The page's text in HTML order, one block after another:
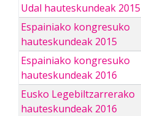
Udal hauteskundeak 2015
Espainiako kongresuko
hauteskundeak 2015
Espainiako kongresuko
hauteskundeak 2016
Eusko Legebiltzarrerako
hauteskundeak 2016